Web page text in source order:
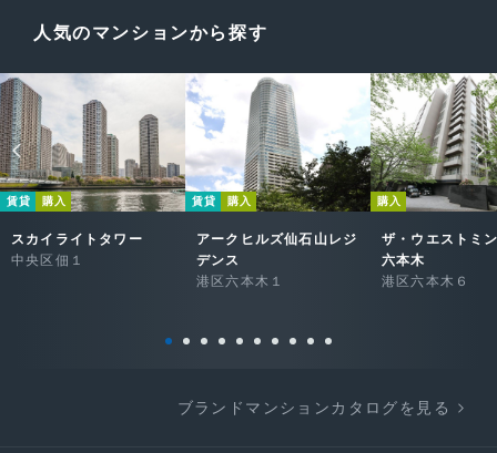
人気のマンションから探す
賃貸 購入
スカイライトタワー
中央区佃１
賃貸 購入
アークヒルズ仙石山レジ
デンス
港区六本木１
購入
ザ・ウエストミ
六本木
港区六本木６
ブランドマンションカタログを見る